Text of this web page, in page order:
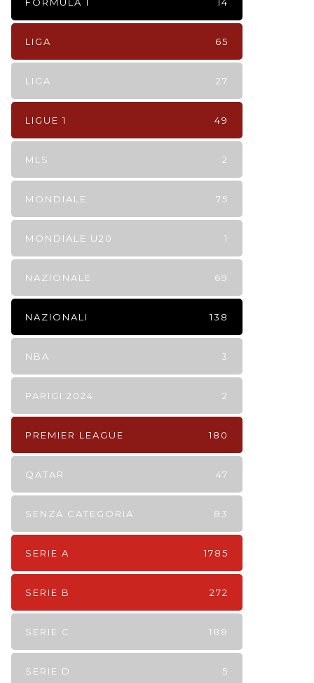
LIGA 65
LIGA 27
LIGUE 1 49
MLS 2
MONDIALE 75
MONDIALE U20 1
NAZIONALE 69
NAZIONALI 138
NBA 3
PARIGI 2024 2
PREMIER LEAGUE 180
QATAR 47
SENZA CATEGORIA 83
SERIE A 1785
SERIE B 272
SERIE C 188
SERIE D 5